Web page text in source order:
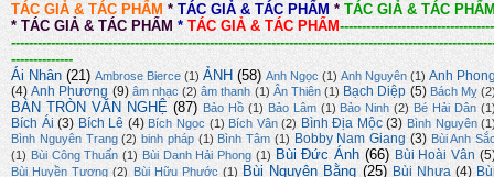
TÁC GIẢ & TÁC PHẨM * TÁC GIẢ & TÁC PHẨM * TÁC GIẢ & TÁC
* TÁC GIẢ & TÁC PHẨM *TÁC GIẢ & TÁC PHẨM-----------------------------------
--------------
Ái Nhân (21) Ambrose Bierce (1) ẢNH (58) Anh Ngọc (1) Anh Nguyên (1) Anh
(4) Anh Phương (9) âm nhạc (2) âm thanh (1) Ân Thiên (1) Bạch Diệp (5) Bách Mỵ
BÀN TRÒN VĂN NGHỆ (87) Bảo Hồ (1) Bảo Lâm (1) Bảo Ninh (2) Bé Hải Dân
Bích Ái (3) Bích Lê (4) Bích Ngọc (1) Bích Vân (2) Bình Địa Mộc (3) Bình Nguyên
Bình Nguyên Trang (2) binh pháp (1) Bình Tâm (1) Bobby Nam Giang (3) Bùi Anh
(1) Bùi Công Thuấn (1) Bùi Danh Hải Phong (1) Bùi Đức Ánh (66) Bùi Hoài Vân
Bùi Huyền Tương (2) Bùi Hữu Phước (1) Bùi Nguyên Bằng (25) Bùi Nhựa (4)